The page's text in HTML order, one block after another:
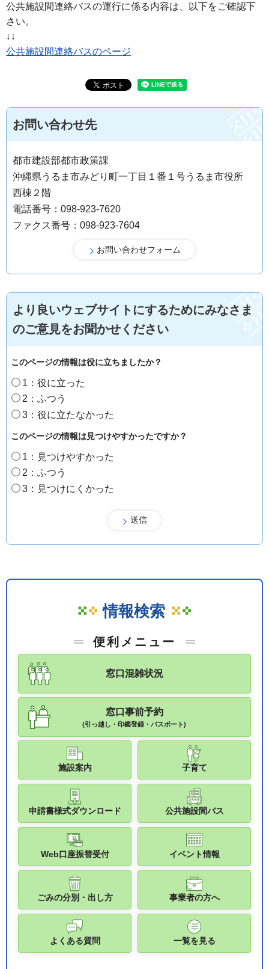
公共施設間連絡バスの運行に係る内容は、以下をご確認下
さい。
↓↓
公共施設間連絡バスのページ
お問い合わせ先
都市建設部都市政策課
沖縄県うるま市みどり町一丁目１番１号うるま市役所
西棟２階
電話番号：098-923-7620
ファクス番号：098-923-7604
より良いウェブサイトにするためにみなさま
のご意見をお聞かせください
このページの情報は役に立ちましたか？
1：役に立った
2：ふつう
3：役に立たなかった
このページの情報は見つけやすかったですか？
1：見つけやすかった
2：ふつう
3：見つけにくかった
情報検索
便利メニュー
窓口混雑状況
窓口事前予約
(引っ越し・印鑑登録・パスポート)
施設案内 子育て
申請書様式ダウンロード 公共施設間バス
Web口座振替受付 イベント情報
ごみの分別・出し方 事業者の方へ
よくある質問 一覧を見る